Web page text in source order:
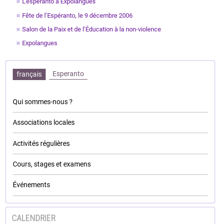
Fête de l’Espéranto, le 9 décembre 2006
Salon de la Paix et de l’Éducation à la non-violence
Expolangues
français Esperanto
Qui sommes-nous ?
Associations locales
Activités régulières
Cours, stages et examens
Événements
CALENDRIER